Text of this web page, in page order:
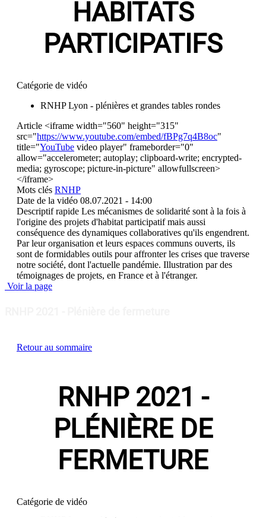
HABITATS
PARTICIPATIFS
Catégorie de vidéo
RNHP Lyon - plénières et grandes tables rondes
Article <iframe width="560" height="315"
src="https://www.youtube.com/embed/fBPg7q4B8oc"
title="YouTube video player" frameborder="0"
allow="accelerometer; autoplay; clipboard-write; encrypted-
media; gyroscope; picture-in-picture" allowfullscreen>
</iframe>
Mots clés RNHP
Date de la vidéo 08.07.2021 - 14:00
Descriptif rapide Les mécanismes de solidarité sont à la fois à
l'origine des projets d'habitat participatif mais aussi
conséquence des dynamiques collaboratives qu'ils engendrent.
Par leur organisation et leurs espaces communs ouverts, ils
sont de formidables outils pour affronter les crises que traverse
notre société, dont l'actuelle pandémie. Illustration par des
témoignages de projets, en France et à l'étranger.
Voir la page
Retour au sommaire
RNHP 2021 -
PLÉNIÈRE DE
FERMETURE
Catégorie de vidéo